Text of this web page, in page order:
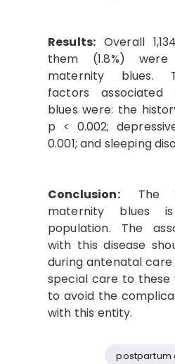
Results: Overall
them (1.8%)
maternity blues.
factors associated
blues were: the
p < 0.002;
0.001; and sleeping
Conclusion: The
maternity blues
population. The
with this disease
during antenatal
special care to these
to avoid the
with this entity.
postpartum